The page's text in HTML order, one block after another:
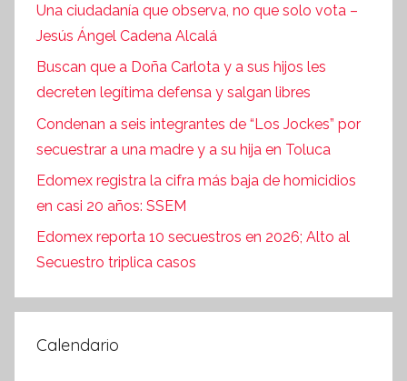
Una ciudadanía que observa, no que solo vota –
Jesús Ángel Cadena Alcalá
Buscan que a Doña Carlota y a sus hijos les
decreten legítima defensa y salgan libres
Condenan a seis integrantes de “Los Jockes” por
secuestrar a una madre y a su hija en Toluca
Edomex registra la cifra más baja de homicidios
en casi 20 años: SSEM
Edomex reporta 10 secuestros en 2026; Alto al
Secuestro triplica casos
Calendario